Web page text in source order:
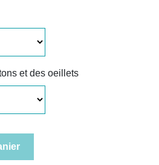
et des oeillets